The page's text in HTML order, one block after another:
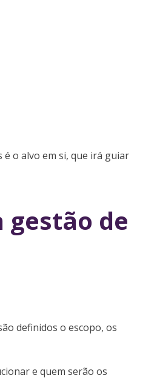
o alvo em si, que irá guiar
gestão de
definidos o escopo, os
e quem serão os